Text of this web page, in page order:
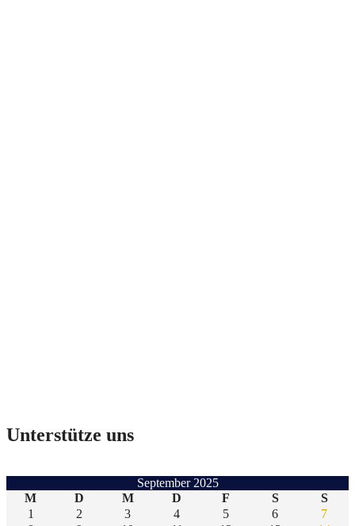
Unterstütze uns
September 2025
M
D M D F S S
1 2 3 4 5 6
7